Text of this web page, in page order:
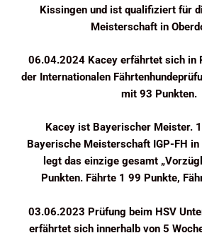
Kissingen und ist qualifiziert für
Meisterschaft in
06.04.2024 Kacey erfährtet sich in
der Internationalen
mit 93 Punkten.
Kacey ist Bayerischer Meister.
Bayerische Meisterschaft IGP-FH
legt das einzige gesamt
Punkten. Fährte 1 99 Punkte,
03.06.2023 Prüfung beim HSV
erfährtet sich innerhalb von 5